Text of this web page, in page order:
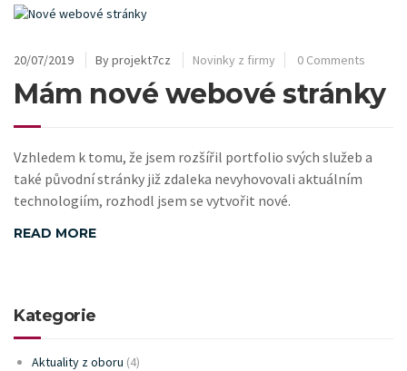
20/07/2019 Byprojekt7cz Novinky z firmy 0 Comments
Mám nové webové stránky
Vzhledem k tomu, že jsem rozšířil portfolio svých služeb a
také původní stránky již zdaleka nevyhovovali aktuálním
technologiím, rozhodl jsem se vytvořit nové.
READ MORE
Kategorie
Aktuality z oboru (4)